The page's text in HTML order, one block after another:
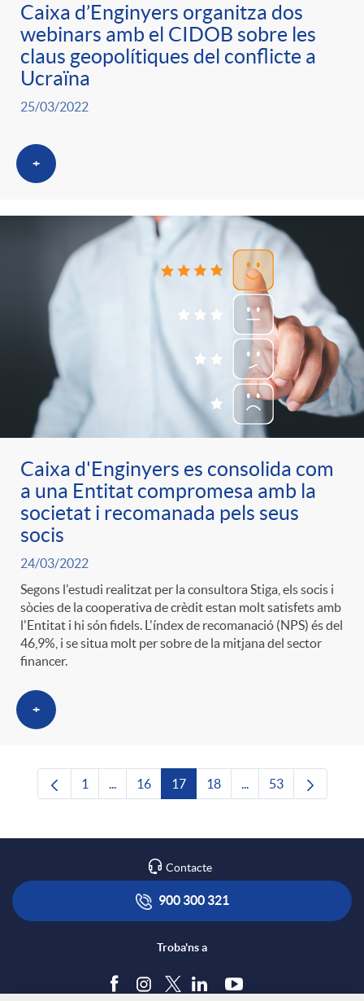
Caixa d’Enginyers organitza dos
webinars amb el CIDOB sobre les
claus geopolítiques del conflicte a
Ucraïna
25/03/2022
+
Caixa d'Enginyers es consolida com
a una Entitat compromesa amb la
societat i recomanada pels seus
socis
24/03/2022
Segons l'estudi realitzat per la consultora Stiga, els socis i
sòcies de la cooperativa de crèdit estan molt satisfets amb
l'Entitat i hi són fidels. L'índex de recomanació (NPS) és del
46,9%, i se situa molt per sobre de la mitjana del sector
financer.
+
Pàgina
1 ...Pàgines intermèdies Utilitzeu TAB per
Pàgina
16 Pàgina
17 Pàgina
18 ...Pàgines intermèdies
Pàgina
53
Contacte
900 300 321
Troba'ns a